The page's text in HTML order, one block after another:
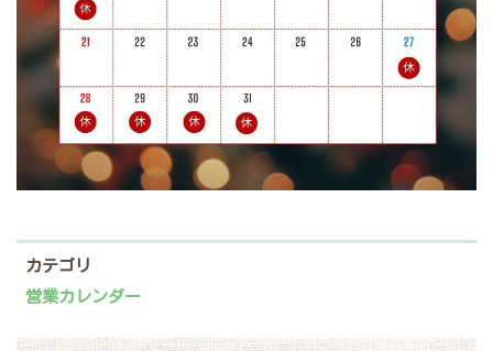
カテゴリ
営業カレンダー